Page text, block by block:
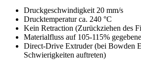
Druckgeschwindigkeit 20 mm/s
Drucktemperatur ca. 240 °C
Kein Retraction (Zurückziehen des
Materialfluss auf 105-115%
Direct-Drive Extruder (bei Bowden
Schwierigkeiten auftreten)